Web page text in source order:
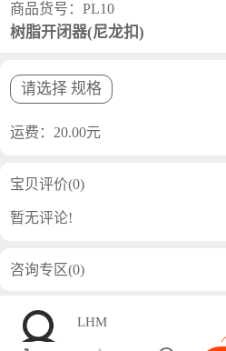
商品货号：PL10
树脂开闭器(尼龙扣)
请选择 规格
运费：20.00元
宝贝评价(0)
暂无评论!
咨询专区(0)
LHM
长按海报保存图片或者使用